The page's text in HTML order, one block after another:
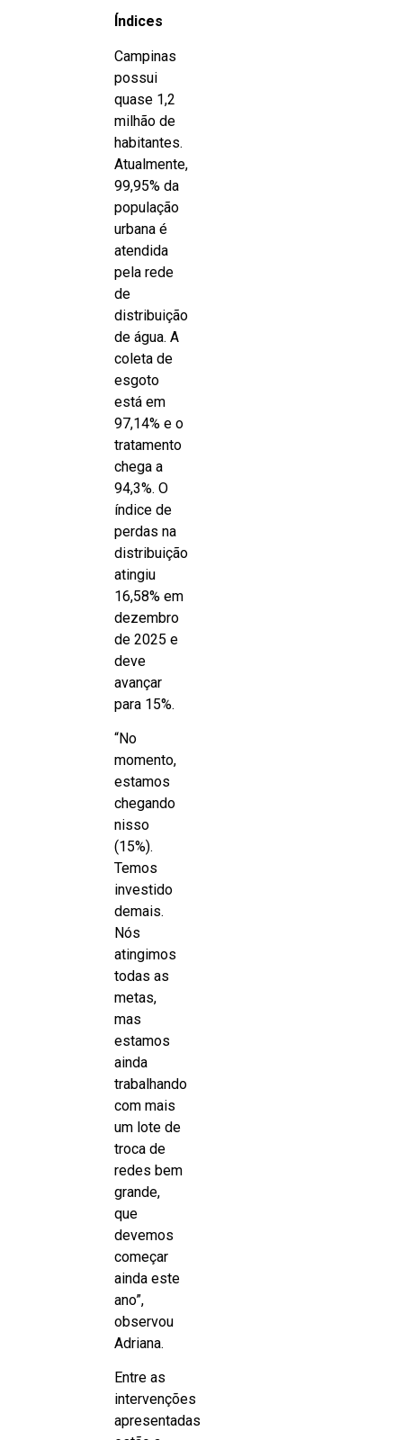
Índices
Campinas
possui
quase 1,2
milhão de
habitantes.
Atualmente,
99,95% da
população
urbana é
atendida
pela rede
de
distribuição
de água. A
coleta de
esgoto
está em
97,14% e o
tratamento
chega a
94,3%. O
índice de
perdas na
distribuição
atingiu
16,58% em
dezembro
de 2025 e
deve
avançar
para 15%.
“No
momento,
estamos
chegando
nisso
(15%).
Temos
investido
demais.
Nós
atingimos
todas as
metas,
mas
estamos
ainda
trabalhando
com mais
um lote de
troca de
redes bem
grande,
que
devemos
começar
ainda este
ano”,
observou
Adriana.
Entre as
intervenções
apresentadas